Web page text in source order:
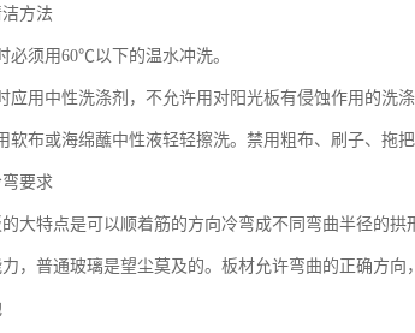
方法
必须用60℃以下的温水冲洗。
应用中性洗涤剂，不允许用对阳光板有侵蚀作用的洗涤
软布或海绵蘸中性液轻轻擦洗。禁用粗布、刷子、拖
要求
大特点是可以顺着筋的方向冷弯成不同弯曲半径的
，普通玻璃是望尘莫及的。板材允许弯曲的正确方